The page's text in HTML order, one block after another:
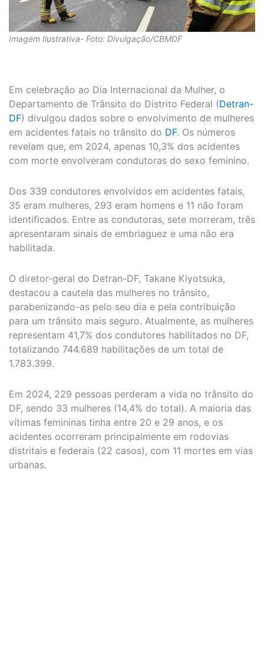
Imagem Ilustrativa- Foto: Divulgação/CBMDF
Em celebração ao Dia Internacional da Mulher, o
Departamento de Trânsito do Distrito Federal (Detran-
DF) divulgou dados sobre o envolvimento de mulheres
em acidentes fatais no trânsito do DF. Os números
revelam que, em 2024, apenas 10,3% dos acidentes
com morte envolveram condutoras do sexo feminino.
Dos 339 condutores envolvidos em acidentes fatais,
35 eram mulheres, 293 eram homens e 11 não foram
identificados. Entre as condutoras, sete morreram, três
apresentaram sinais de embriaguez e uma não era
habilitada.
O diretor-geral do Detran-DF, Takane Kiyotsuka,
destacou a cautela das mulheres no trânsito,
parabenizando-as pelo seu dia e pela contribuição
para um trânsito mais seguro. Atualmente, as mulheres
representam 41,7% dos condutores habilitados no DF,
totalizando 744.689 habilitações de um total de
1.783.399.
Em 2024, 229 pessoas perderam a vida no trânsito do
DF, sendo 33 mulheres (14,4% do total). A maioria das
vítimas femininas tinha entre 20 e 29 anos, e os
acidentes ocorreram principalmente em rodovias
distritais e federais (22 casos), com 11 mortes em vias
urbanas.